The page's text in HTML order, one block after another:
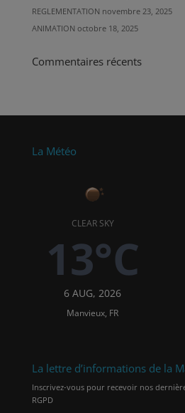
REGLEMENTATION novembre 23, 2025
ANIMATION octobre 18, 2025
Commentaires récents
La Météo
CLEAR SKY
13°C
6 AUG, 2026
Manvieux, FR
La lettre d’informations de la
Inscrivez-vous pour recevoir nos
RGPD